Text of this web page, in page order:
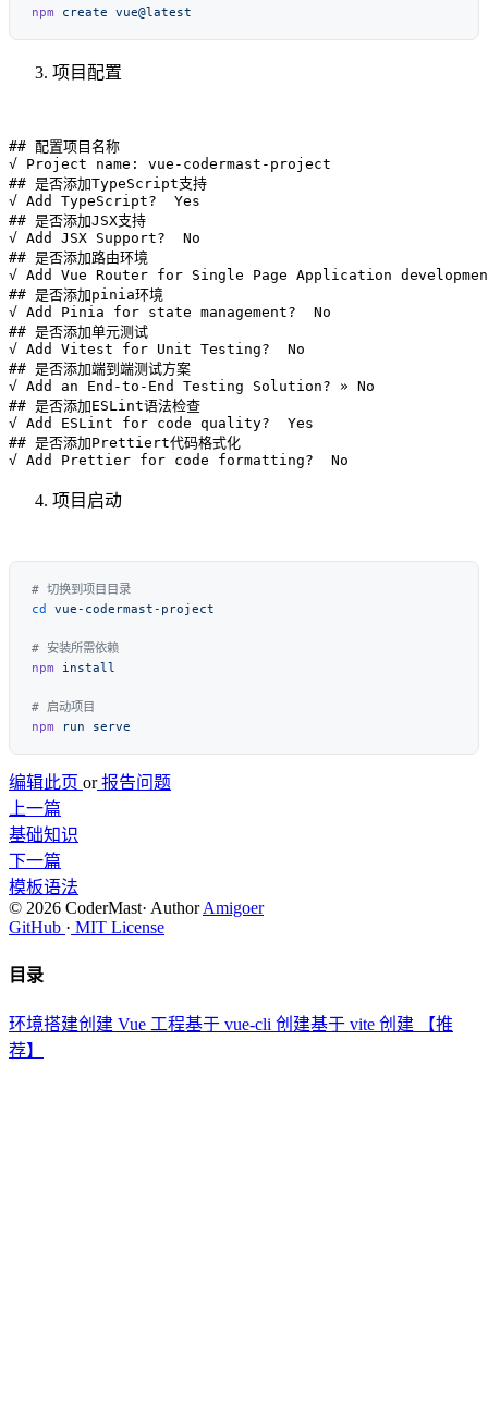
npm create
项目配置
## 配置项目名称
√ Project name: vue-codermast-project
## 是否添加TypeScript支持
√ Add TypeScript?  Yes
## 是否添加JSX支持
√ Add JSX Support?  No
## 是否添加路由环境
√ Add Vue Router for Single Page Application
## 是否添加pinia环境
√ Add Pinia for state management?  No
## 是否添加单元测试
√ Add Vitest for Unit Testing?  No
## 是否添加端到端测试方案
√ Add an End-to-End Testing Solution? » No
## 是否添加ESLint语法检查
√ Add ESLint for code quality?  Yes
## 是否添加Prettiert代码格式化
项目启动
cd
npm
npm run
编辑此页 or报告问题
上一篇
基础知识
下一篇
模板语法
© 2026 CoderMast· AuthorAmigoer
GitHub · MIT License
目录
环境搭建创建 Vue 工程基于 vue-cli 创建基于 vite 创建 【推
荐】